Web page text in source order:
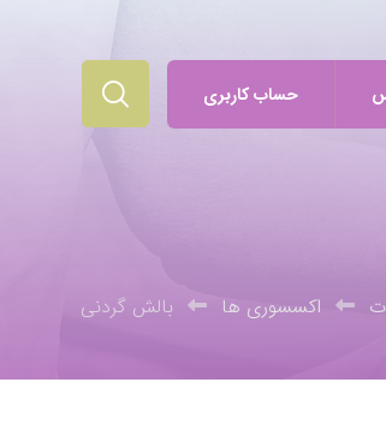
حساب کاربری
اکسسوری ها بالش گردنی